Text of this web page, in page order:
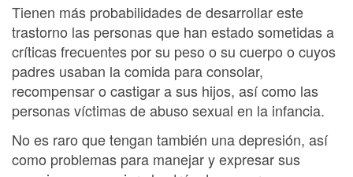
Tienen más probabilidades de desarrollar este
trastorno las personas que han estado sometidas a
críticas frecuentes por su peso o su cuerpo o cuyos
padres usaban la comida para consolar,
recompensar o castigar a sus hijos, así como las
personas víctimas de abuso sexual en la infancia.
No es raro que tengan también una depresión, así
como problemas para manejar y expresar sus